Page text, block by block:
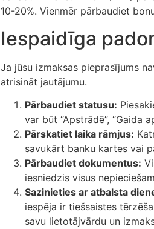
10-20%. Vienmēr pārbaudiet
Iespaidīga
Ja jūsu izmaksas pieprasījums
atrisināt jautājumu.
Pārbaudiet statusu:
var būt “Apstrādē”, “Gaida
Pārskatiet laika rāmjus:
savukārt banku kartes vai
Pārbaudiet dokumentus:
iesniedzis visus
Sazinieties ar atbalsta
iespēja ir tiešsaistes
savu lietotājvārdu un